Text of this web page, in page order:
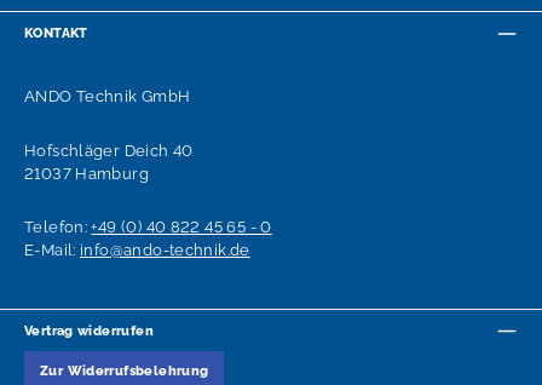
KONTAKT
ANDO Technik GmbH
Hofschläger Deich 40
21037 Hamburg
Telefon:+49 (0) 40 822 45 65 - 0
E-Mail: info@ando-technik.de
Vertrag widerrufen
Zur Widerrufsbelehrung